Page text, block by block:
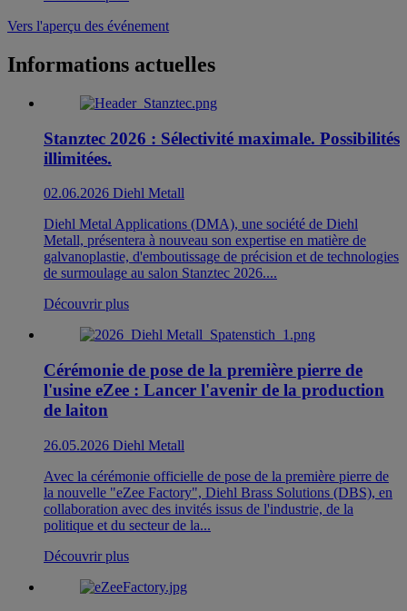
Vers l'aperçu des événement
Informations actuelles
Stanztec 2026 : Sélectivité maximale. Possibilités
illimitées.
02.06.2026 Diehl Metall
Diehl Metal Applications (DMA), une société de Diehl
Metall, présentera à nouveau son expertise en matière de
galvanoplastie, d'emboutissage de précision et de technologies
de surmoulage au salon Stanztec 2026....
Découvrir plus
Cérémonie de pose de la première pierre de
l'usine eZee : Lancer l'avenir de la production
de laiton
26.05.2026 Diehl Metall
Avec la cérémonie officielle de pose de la première pierre de
la nouvelle "eZee Factory", Diehl Brass Solutions (DBS), en
collaboration avec des invités issus de l'industrie, de la
politique et du secteur de la...
Découvrir plus